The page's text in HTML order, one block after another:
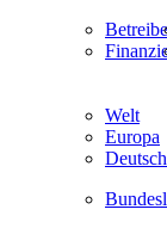
Welt
Europa